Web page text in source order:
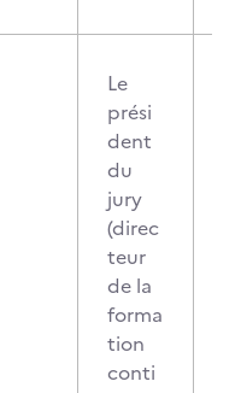
Le
prési
dent
du
jury
(direc
teur
de la
forma
tion
conti